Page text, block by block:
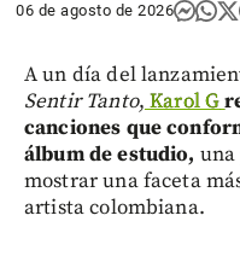
06 de agosto de 2026
A un día del
Sentir Tanto, Karol G
canciones que
álbum de estudio,
mostrar una faceta
artista colombiana.